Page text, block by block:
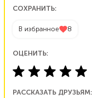
СОХРАНИТЬ:
В избранное 8
ОЦЕНИТЬ:
РАССКАЗАТЬ ДРУЗЬЯМ: